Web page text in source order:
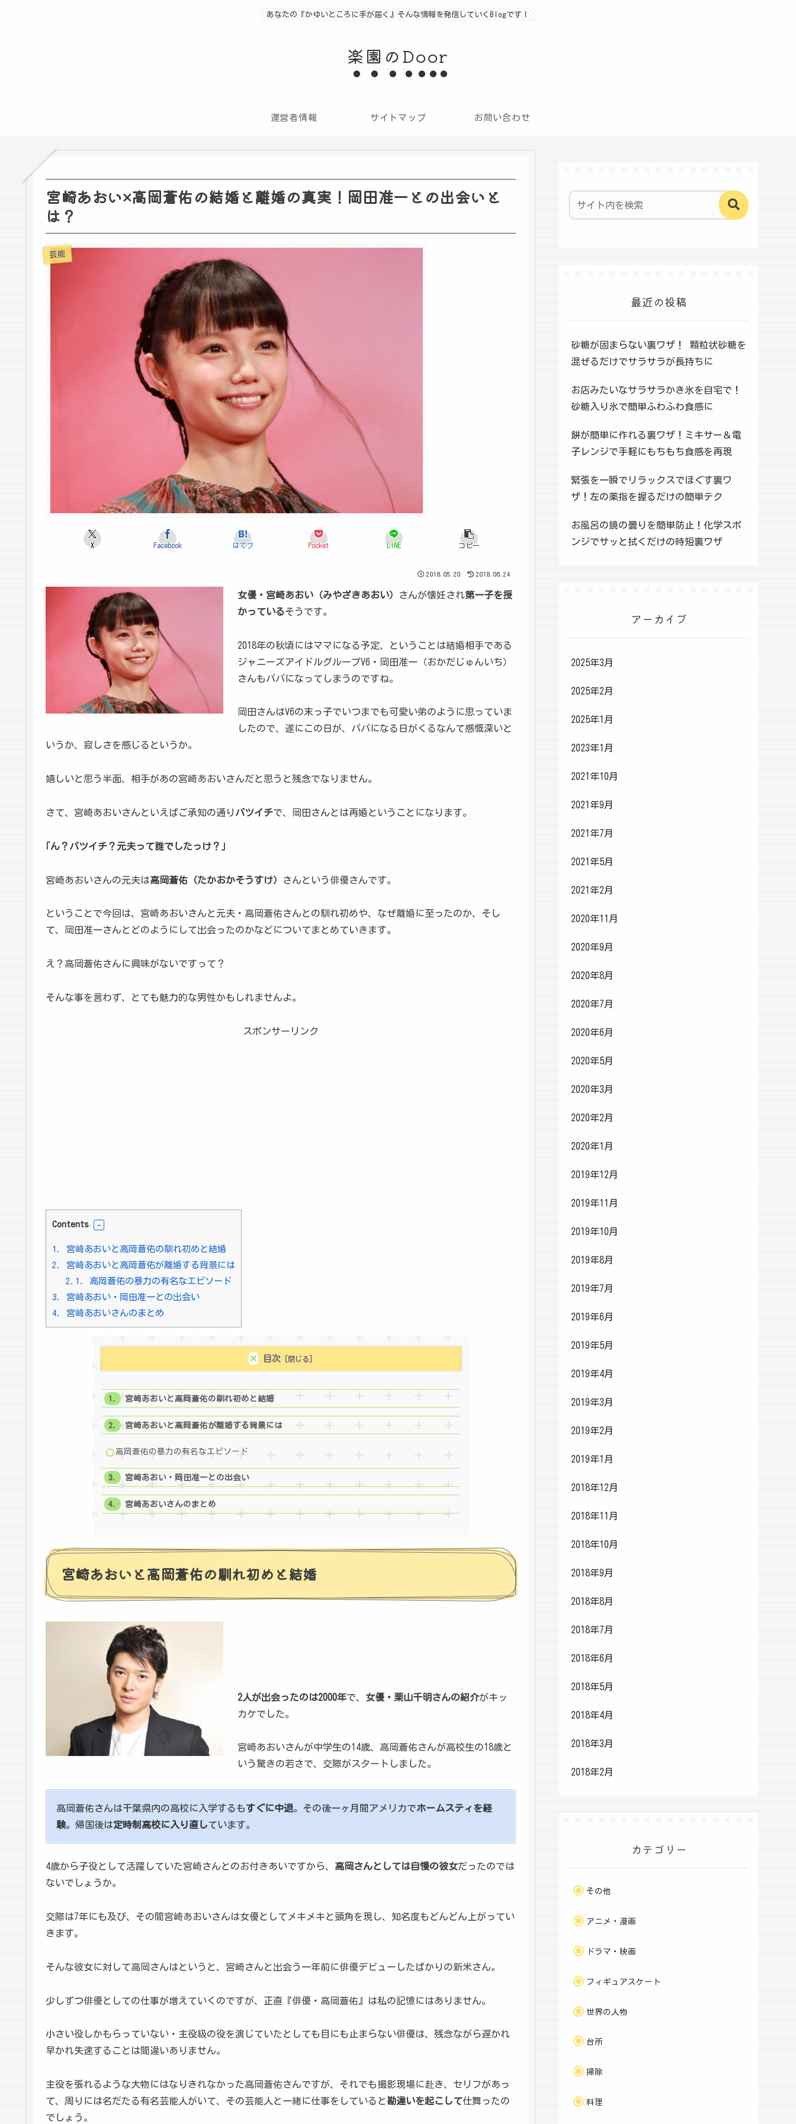
あなたの『かゆいところに手が届く』そんな情報を発信していくBlogです！
楽園のDoor
運営者情報 サイトマップ お問い合わせ
宮崎あおい×高岡蒼佑の結婚と離婚の真実！岡田准一との出会いと
は？
芸能
X Facebook はてブ Pocket LINE コピー
2018.05.20 2018.06.24
女優・宮崎あおい（みやざきあおい） さんが懐妊され第一子を授
かっているそうです。
2018年の秋頃にはママになる予定、ということは結婚相手である
ジャニーズアイドルグループV6・岡田准一（おかだじゅんいち）
さんもパパになってしまうのですね。
岡田さんはV6の末っ子でいつまでも可愛い弟のように思っていま
したので、遂にこの日が、パパになる日がくるなんて感慨深いと
いうか、寂しさを感じるというか。
嬉しいと思う半面、相手があの宮崎あおいさんだと思うと残念でなりません。
さて、宮崎あおいさんといえばご承知の通り バツイチで、岡田さんとは再婚ということになります。
｢ん？バツイチ？元夫って誰でしたっけ？｣
宮崎あおいさんの元夫は高岡蒼佑（たかおかそうすけ） さんという俳優さんです。
ということで今回は、宮崎あおいさんと元夫・高岡蒼佑さんとの馴れ初めや、なぜ離婚に至ったのか、そし
て、岡田准一さんとどのようにして出会ったのかなどについてまとめていきます。
え？高岡蒼佑さんに興味がないですって？
そんな事を言わず、とても魅力的な男性かもしれませんよ。
スポンサーリンク
Contents
1.
宮崎あおいと高岡蒼佑の馴れ初めと結婚
2.
宮崎あおいと高岡蒼佑が離婚する背景には
2.1.
高岡蒼佑の暴力の有名なエピソード
3.
宮崎あおい・岡田准一との出会い
4.
宮崎あおいさんのまとめ
目次
宮崎あおいと高岡蒼佑の馴れ初めと結婚
宮崎あおいと高岡蒼佑が離婚する背景には
高岡蒼佑の暴力の有名なエピソード
宮崎あおい・岡田准一との出会い
宮崎あおいさんのまとめ
宮崎あおいと高岡蒼佑の馴れ初めと結婚
2人が出会ったのは2000年で、 女優・栗山千明さんの紹介がキッ
カケでした。
宮崎あおいさんが中学生の14歳、高岡蒼佑さんが高校生の18歳と
いう驚きの若さで、交際がスタートしました。
高岡蒼佑さんは千葉県内の高校に入学するもすぐに中退。その後一ヶ月間アメリカでホームスティを経
験。帰国後は定時制高校に入り直しています。
4歳から子役として活躍していた宮崎さんとのお付きあいですから、 高岡さんとしては自慢の彼女だったのでは
ないでしょうか。
交際は7年にも及び、その間宮崎あおいさんは女優としてメキメキと頭角を現し、知名度もどんどん上がってい
きます。
そんな彼女に対して高岡さんはというと、宮崎さんと出会う一年前に俳優デビューしたばかりの新米さん。
少しずつ俳優としての仕事が増えていくのですが、正直『俳優・高岡蒼佑』は私の記憶にはありません。
小さい役しかもらっていない・主役級の役を演じていたとしても目にも止まらない俳優は、残念ながら遅かれ
早かれ失速することは間違いありません。
主役を張れるような大物にはなりきれなかった高岡蒼佑さんですが、それでも撮影現場に赴き、セリフがあっ
て、周りには名だたる有名芸能人がいて、その芸能人と一緒に仕事をしていると 勘違いを起こして仕舞ったの
でしょう。
最近の投稿
砂糖が固まらない裏ワザ！ 顆粒状砂糖を
混ぜるだけでサラサラが長持ちに
お店みたいなサラサラかき氷を自宅で！
砂糖入り氷で簡単ふわふわ食感に
餅が簡単に作れる裏ワザ！ミキサー＆電
子レンジで手軽にもちもち食感を再現
緊張を一瞬でリラックスでほぐす裏ワ
ザ！左の薬指を握るだけの簡単テク
お風呂の鏡の曇りを簡単防止！化学スポ
ンジでサッと拭くだけの時短裏ワザ
アーカイブ
2025年3月
2025年2月
2025年1月
2023年1月
2021年10月
2021年9月
2021年7月
2021年5月
2021年2月
2020年11月
2020年9月
2020年8月
2020年7月
2020年6月
2020年5月
2020年3月
2020年2月
2020年1月
2019年12月
2019年11月
2019年10月
2019年8月
2019年7月
2019年6月
2019年5月
2019年4月
2019年3月
2019年2月
2019年1月
2018年12月
2018年11月
2018年10月
2018年9月
2018年8月
2018年7月
2018年6月
2018年5月
2018年4月
2018年3月
2018年2月
カテゴリー
その他
アニメ・漫画
ドラマ・映画
フィギュアスケート
世界の人物
台所
掃除
料理